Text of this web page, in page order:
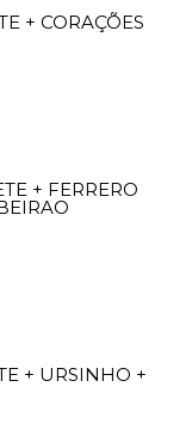
+ CORAÇÕES
+ FERRERO
+ URSINHO +